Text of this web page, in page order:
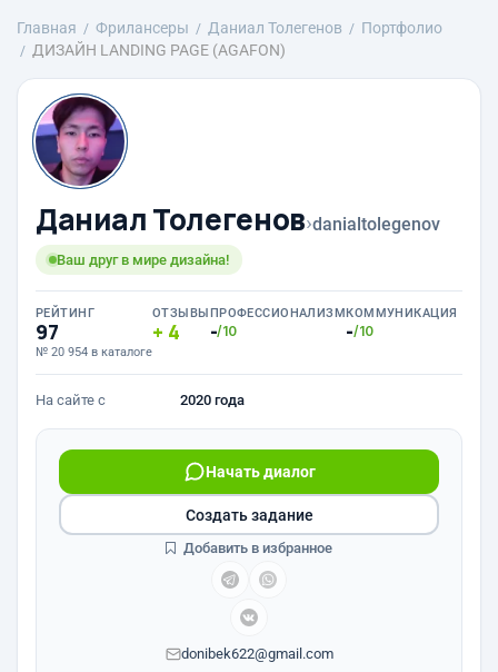
Главная Фрилансеры Даниал Толегенов
Портфолио
ДИЗАЙН LANDING PAGE (AGAFON)
Даниал Толегенов›danialtolegenov
Ваш друг в мире дизайна!
РЕЙТИНГ
97
№ 20 954 в каталоге
ОТЗЫВЫ
4
ПРОФЕССИОНАЛИЗМ
-/10
КОММУНИКАЦИЯ
-/10
На сайте с 2020 года
Начать диалог
donibek622@gmail.com
Создать задание
Добавить в избранное